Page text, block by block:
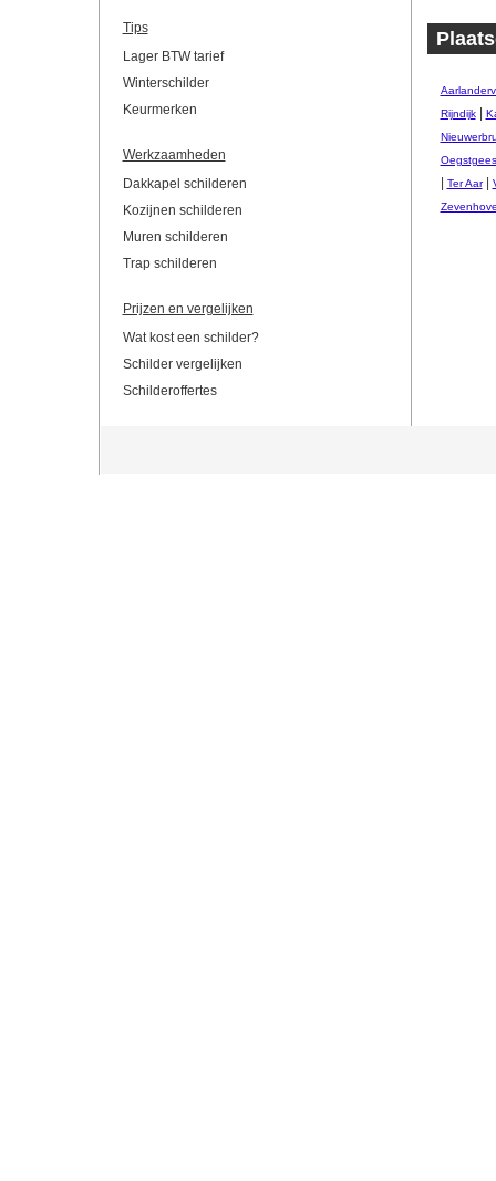
Tips
Lager BTW tarief
Winterschilder
Keurmerken
Werkzaamheden
Dakkapel schilderen
Kozijnen schilderen
Muren schilderen
Trap schilderen
Prijzen en vergelijken
Wat kost een schilder?
Schilder vergelijken
Schilderoffertes
Rijndijk|
Ter Aar|